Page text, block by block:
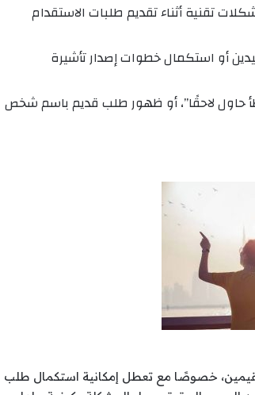
عدد من المقيمين في السعودية خلال عام 2026 مشكلات تقنية أثناء تقديم طلبات الاستقدام
أو استكمال خطوات إصدار تأشيرة
حاول لاحقًا”، أو ظهور طلب قديم باسم شخص
خصوصًا مع تعطل إمكانية استكمال طلب